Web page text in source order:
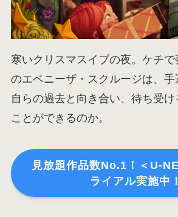
寒いクリスマスイブの夜。ケチ
のエベニーザ・スクルージは、手
自らの過去と向き合い、待ち受
ことができるのか。
見放題作品数No.1！＜U-
ライアル実施中！